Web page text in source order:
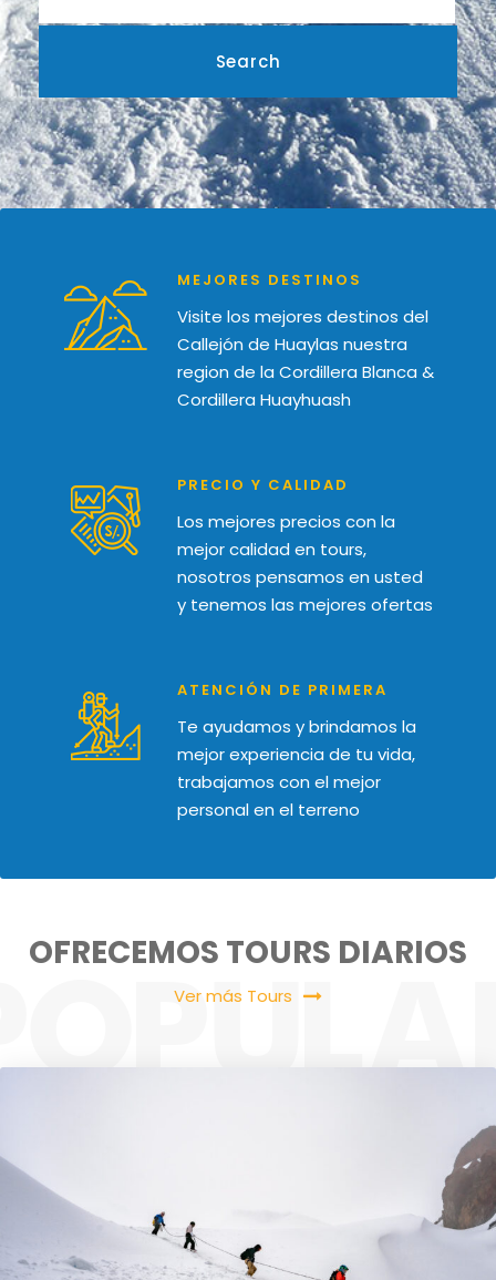
MEJORES DESTINOS
Visite los mejores destinos del
Callejón de Huaylas nuestra
region de la Cordillera Blanca &
Cordillera Huayhuash
PRECIO Y CALIDAD
Los mejores precios con la
mejor calidad en tours,
nosotros pensamos en usted
y tenemos las mejores ofertas
ATENCIÓN DE PRIMERA
Te ayudamos y brindamos la
mejor experiencia de tu vida,
trabajamos con el mejor
personal en el terreno
OFRECEMOS TOURS DIARIOS
Ver más Tours